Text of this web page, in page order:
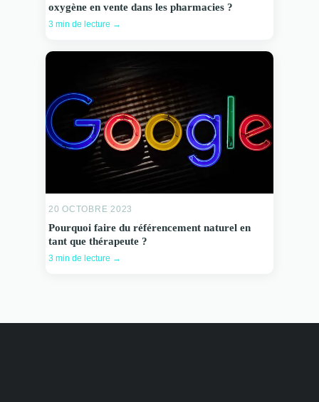
oxygène en vente dans les pharmacies ?
3 min de lecture →
20 OCTOBRE 2023
Pourquoi faire du référencement naturel en
tant que thérapeute ?
3 min de lecture →